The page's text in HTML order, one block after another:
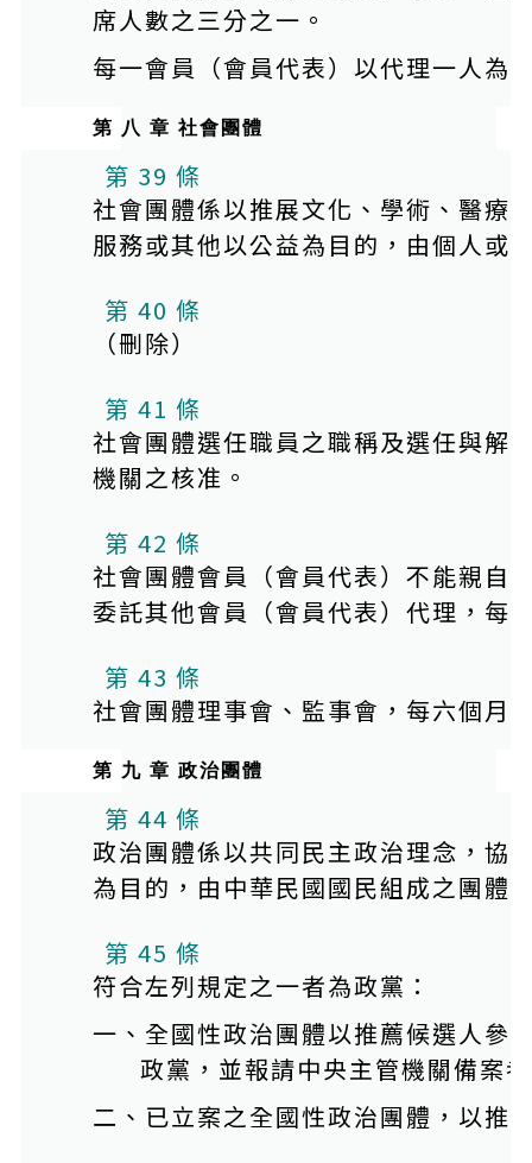
席人數之三分之一。
每一會員（會員代表）以代理一人為
第 八 章 社會團體
第 39 條
社會團體係以推展文化、學術、醫療
服務或其他以公益為目的，由個人或
第 40 條
（刪除）
第 41 條
社會團體選任職員之職稱及選任與解
機關之核准。
第 42 條
社會團體會員（會員代表）不能親自
委託其他會員（會員代表）代理，每
第 43 條
社會團體理事會、監事會，每六個月
第 九 章 政治團體
第 44 條
政治團體係以共同民主政治理念，協
為目的，由中華民國國民組成之團體
第 45 條
符合左列規定之一者為政黨：
一、全國性政治團體以推薦候選人參
政黨，並報請中央主管機關備案
二、已立案之全國性政治團體，以推